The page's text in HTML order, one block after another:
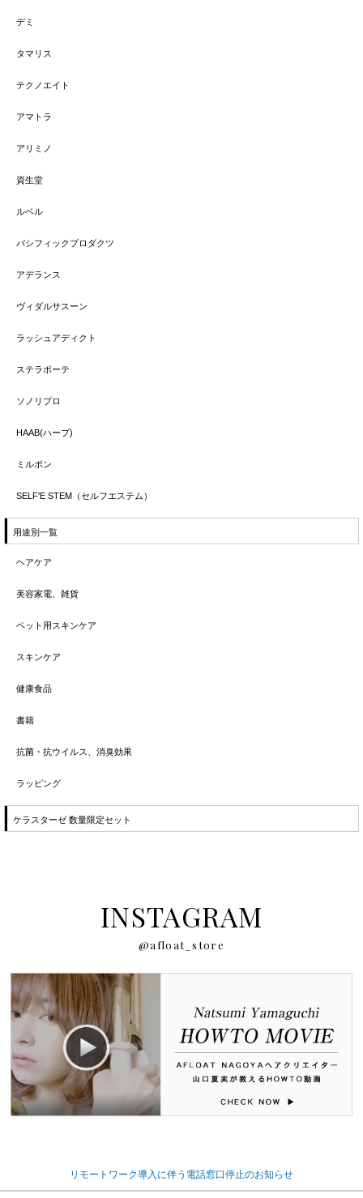
デミ
タマリス
テクノエイト
アマトラ
アリミノ
資生堂
ルベル
パシフィックプロダクツ
アデランス
ヴィダルサスーン
ラッシュアディクト
ステラボーテ
ソノリプロ
HAAB(ハーブ)
ミルボン
SELF'E STEM（セルフエステム）
用途別一覧
ヘアケア
美容家電、雑貨
ペット用スキンケア
スキンケア
健康食品
書籍
抗菌・抗ウイルス、消臭効果
ラッピング
ケラスターゼ 数量限定セット
INSTAGRAM
@afloat_store
リモートワーク導入に伴う電話窓口停止のお知らせ